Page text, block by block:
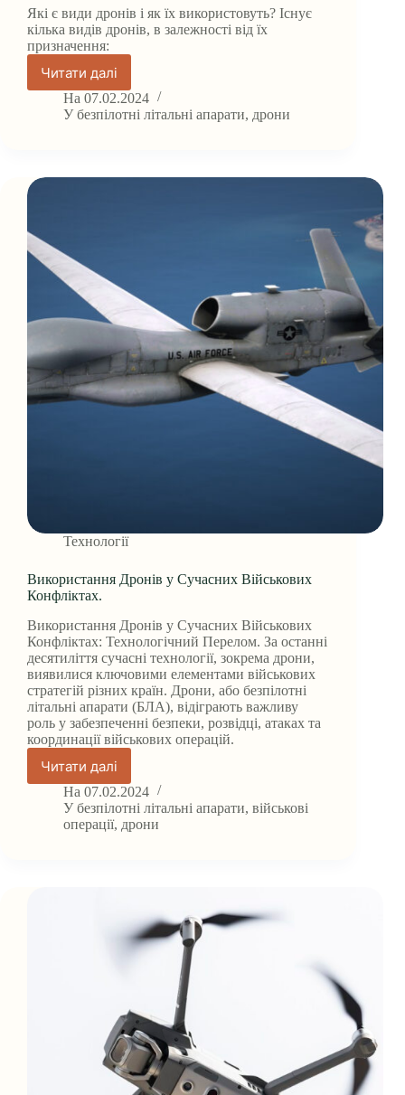
Які є види дронів і як їх використовуть? Існує
кілька видів дронів, в залежності від їх
призначення:
Читати далі
Види
дронів
і
На 07.02.2024
У безпілотні літальні апарати, дрони
Технології
Використання Дронів у Сучасних Військових
Конфліктах.
Використання Дронів у Сучасних Військових
Конфліктах: Технологічний Перелом. За останні
десятиліття сучасні технології, зокрема дрони,
виявилися ключовими елементами військових
стратегій різних країн. Дрони, або безпілотні
літальні апарати (БЛА), відіграють важливу
роль у забезпеченні безпеки, розвідці, атаках та
координації військових операцій.
Читати даліВикористання
Дронів
у
Сучасних
На 07.02.2024
У безпілотні літальні апарати,військові
операції, дрони